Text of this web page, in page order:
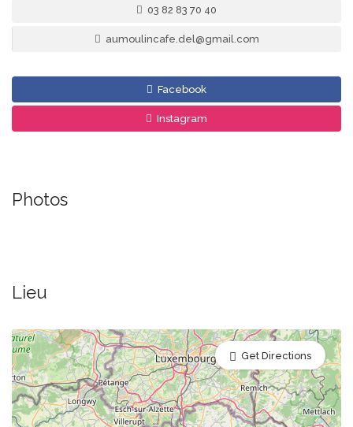
03 82 83 70 40
aumoulincafe.del@gmail.com
Facebook
Instagram
Photos
Lieu
Get Directions